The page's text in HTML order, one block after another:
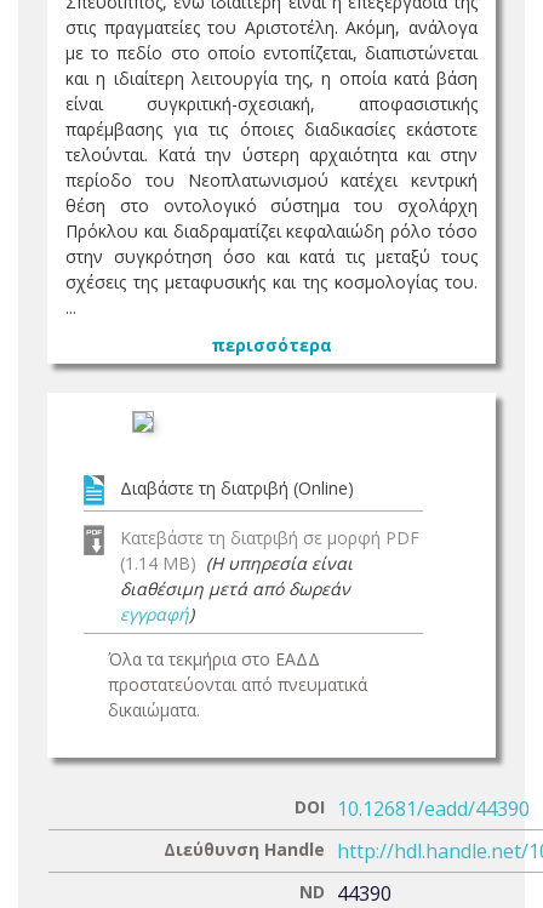
στις πραγματείες του Αριστοτέλη. Ακόμη, ανάλογα
με το πεδίο στο οποίο εντοπίζεται, διαπιστώνεται
και η ιδιαίτερη λειτουργία της, η οποία κατά βάση
είναι συγκριτική-σχεσιακή, αποφασιστικής
παρέμβασης για τις όποιες διαδικασίες εκάστοτε
τελούνται. Κατά την ύστερη αρχαιότητα και στην
περίοδο του Νεοπλατωνισμού κατέχει κεντρική
θέση στο οντολογικό σύστημα του σχολάρχη
Πρόκλου και διαδραματίζει κεφαλαιώδη ρόλο τόσο
στην συγκρότηση όσο και κατά τις μεταξύ τους
σχέσεις της μεταφυσικής και της κοσμολογίας του.
...
περισσότερα
Διαβάστε τη διατριβή (Online)
Κατεβάστε τη διατριβή σε μορφή PDF
(1.14 MB) (Η υπηρεσία είναι
διαθέσιμη μετά από δωρεάν
εγγραφή)
Όλα τα τεκμήρια στο ΕΑΔΔ
προστατεύονται από πνευματικά
δικαιώματα.
DOI 10.12681/eadd/44390
Διεύθυνση Handle http://hdl.handle.net/
ND 44390